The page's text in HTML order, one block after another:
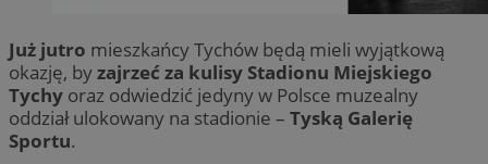
Już jutro mieszkańcy Tychów będą mieli wyjątkową
okazję, byzajrzeć za kulisy Stadionu Miejskiego
Tychy oraz odwiedzić jedyny w Polsce muzealny
oddział ulokowany na stadionie – Tyską Galerię
Sportu.